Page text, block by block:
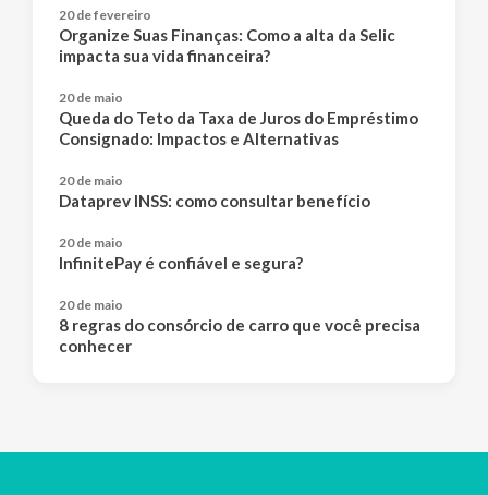
20 de fevereiro
Organize Suas Finanças: Como a alta da Selic
impacta sua vida financeira?
20 de maio
Queda do Teto da Taxa de Juros do Empréstimo
Consignado: Impactos e Alternativas
20 de maio
Dataprev INSS: como consultar benefício
20 de maio
InfinitePay é confiável e segura?
20 de maio
8 regras do consórcio de carro que você precisa
conhecer